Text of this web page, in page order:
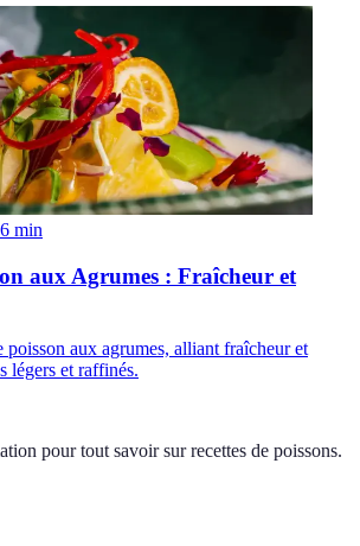
6 min
aux Agrumes : Fraîcheur et
poisson aux agrumes, alliant fraîcheur et
légers et raffinés.
pour tout savoir sur recettes de poissons.